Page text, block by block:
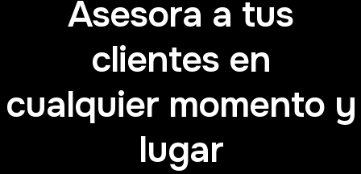
Asesora a tus
clientes en
cualquier momento y
lugar